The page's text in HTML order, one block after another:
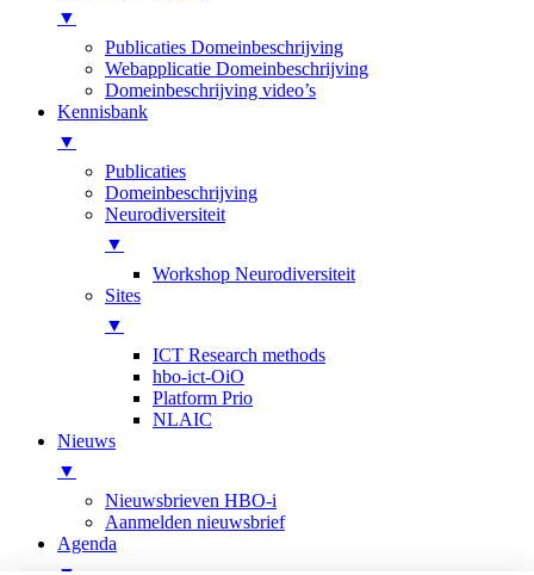
▼
Publicaties Domeinbeschrijving
Webapplicatie Domeinbeschrijving
Domeinbeschrijving video’s
Kennisbank
▼
Publicaties
Domeinbeschrijving
Neurodiversiteit
▼
Workshop Neurodiversiteit
Sites
▼
ICT Research methods
hbo-ict-OiO
Platform Prio
NLAIC
Nieuws
▼
Nieuwsbrieven HBO-i
Aanmelden nieuwsbrief
Agenda